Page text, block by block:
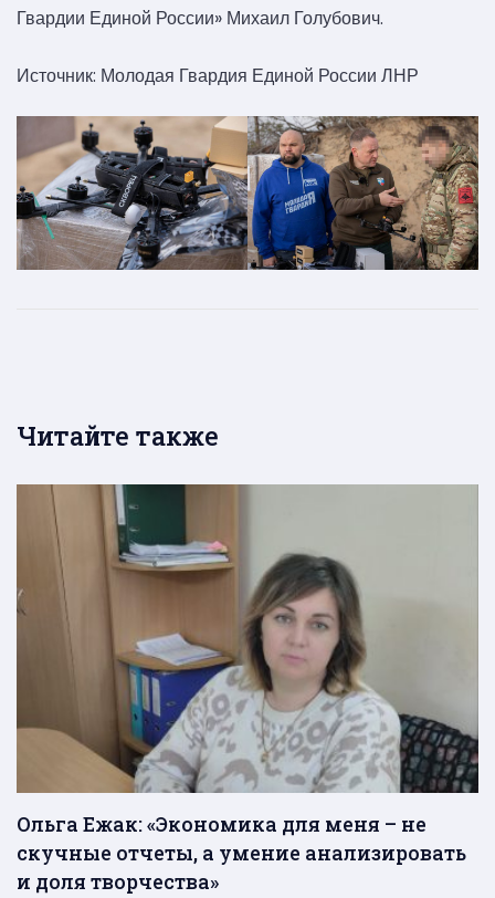
Гвардии Единой России» Михаил Голубович.
Источник: Молодая Гвардия Единой России ЛНР
Читайте также
Ольга Ежак: «Экономика для меня – не
скучные отчеты, а умение анализировать
и доля творчества»